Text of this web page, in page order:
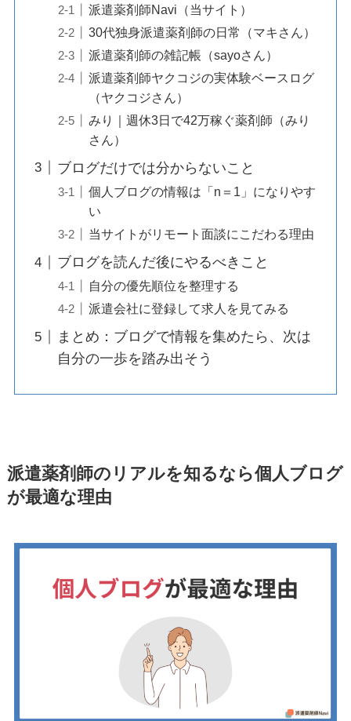
派遣薬剤師Navi（当サイト）
30代独身派遣薬剤師の日常（マキさん）
派遣薬剤師の雑記帳（sayoさん）
派遣薬剤師ヤクコジの実体験ベースログ
（ヤクコジさん）
みり｜週休3日で42万稼ぐ薬剤師（みり
さん）
ブログだけでは分からないこと
個人ブログの情報は「n＝1」になりやす
い
当サイトがリモート面談にこだわる理由
ブログを読んだ後にやるべきこと
自分の優先順位を整理する
派遣会社に登録して求人を見てみる
まとめ：ブログで情報を集めたら、次は
自分の一歩を踏み出そう
派遣薬剤師のリアルを知るなら個人ブログ
が最適な理由